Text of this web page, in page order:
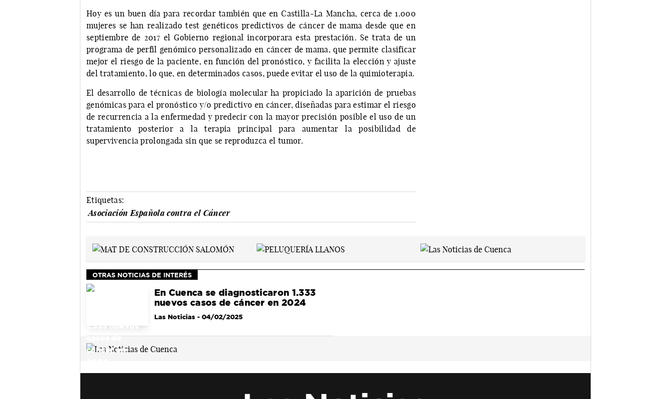
Hoy es un buen día para recordar también que en Castilla-La Mancha, cerca de 1.000
mujeres se han realizado test genéticos predictivos de cáncer de mama desde que en
septiembre de 2017 el Gobierno regional incorporara esta prestación. Se trata de un
programa de perfil genómico personalizado en cáncer de mama, que permite clasificar
mejor el riesgo de la paciente, en función del pronóstico, y facilita la elección y ajuste
del tratamiento, lo que, en determinados casos, puede evitar el uso de la quimioterapia.
El desarrollo de técnicas de biología molecular ha propiciado la aparición de pruebas
genómicas para el pronóstico y/o predictivo en cáncer, diseñadas para estimar el riesgo
de recurrencia a la enfermedad y predecir con la mayor precisión posible el uso de un
tratamiento posterior a la terapia principal para aumentar la posibilidad de
supervivencia prolongada sin que se reproduzca el tumor.
Etiquetas:
Asociación Española contra el Cáncer
OTRAS NOTICIAS DE INTERÉS
En Cuenca se diagnosticaron 1.333
nuevos casos de cáncer en 2024
Las Noticias- 04/02/2025